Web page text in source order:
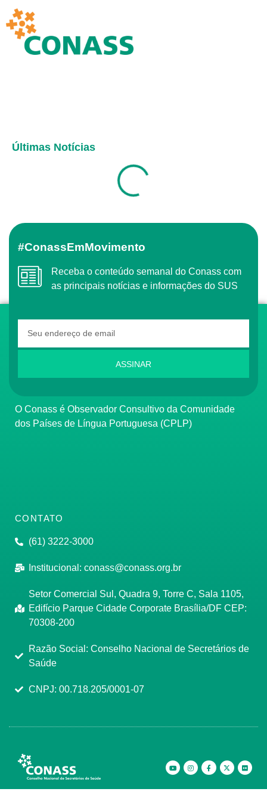
Últimas Notícias
#ConassEmMovimento
Receba o conteúdo semanal do Conass com
as principais notícias e informações do SUS
ASSINAR
O Conass é Observador Consultivo da Comunidade
dos Países de Língua Portuguesa (CPLP)
CONTATO
(61) 3222-3000
Institucional: conass@conass.org.br
Setor Comercial Sul, Quadra 9, Torre C, Sala 1105,
Edifício Parque Cidade Corporate Brasília/DF CEP:
70308-200
Razão Social: Conselho Nacional de Secretários de
Saúde
CNPJ: 00.718.205/0001-07